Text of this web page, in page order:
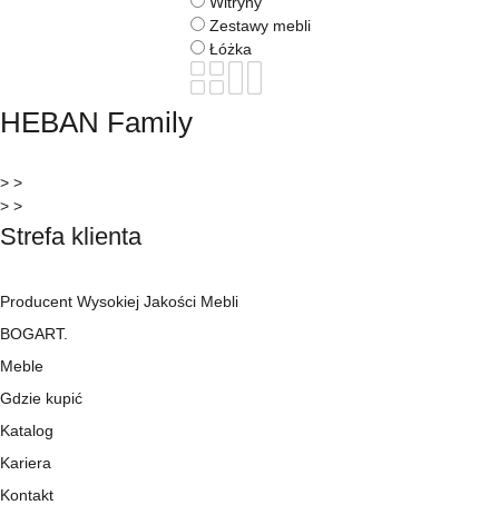
Zestawy mebli
Łóżka
HEBAN Family
> >
> >
Strefa klienta
Producent Wysokiej Jakości Mebli
BOGART.
Meble
Gdzie kupić
Katalog
Kariera
Kontakt